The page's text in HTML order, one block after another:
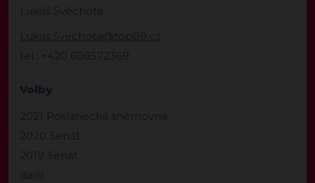
Lukáš Svěchota
Lukas.Svechota@top09.cz
tel.: +420 608572369
Volby
2021 Poslanecká sněmovna
2020 Senát
2019 Senát
další